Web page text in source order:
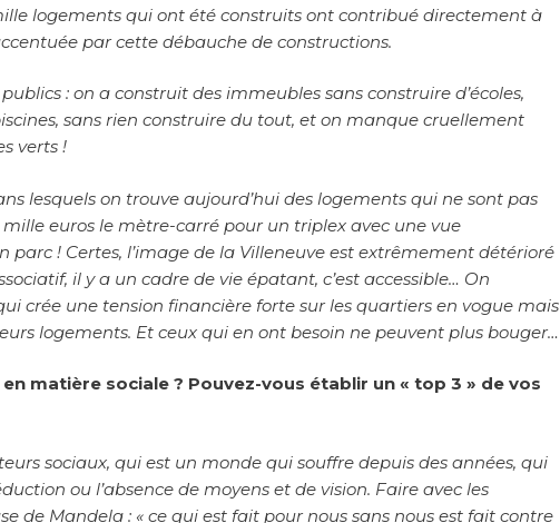
logements qui ont été construits ont contribué directement à
par cette débauche de constructions.
: on a construit des immeubles sans construire d’écoles,
sans rien construire du tout, et on manque cruellement
verts !
lesquels on trouve aujourd’hui des logements qui ne sont pas
euros le mètre-carré pour un triplex avec une vue
! Certes, l’image de la Villeneuve est extrêmement détérioré
il y a un cadre de vie épatant, c’est accessible… On
crée une tension financière forte sur les quartiers en vogue mais
logements. Et ceux qui en ont besoin ne peuvent plus bouger…
matière sociale ? Pouvez-vous établir un « top 3 » de vos
sociaux, qui est un monde qui souffre depuis des années, qui
ou l’absence de moyens et de vision. Faire avec les
de Mandela : « ce qui est fait pour nous sans nous est fait contre